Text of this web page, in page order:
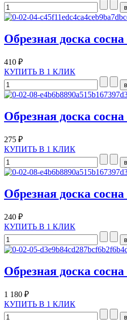
Обрезная доска
410 ₽
КУПИТЬ В 1 КЛИК
Обрезная доска
275 ₽
КУПИТЬ В 1 КЛИК
Обрезная доска
240 ₽
КУПИТЬ В 1 КЛИК
Обрезная доска
1 180 ₽
КУПИТЬ В 1 КЛИК